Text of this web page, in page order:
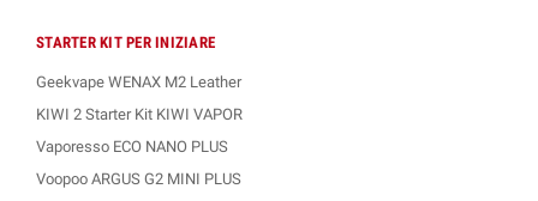
STARTER KIT PER INIZIARE
Geekvape WENAX M2 Leather
KIWI 2 Starter Kit KIWI VAPOR
Vaporesso ECO NANO PLUS
Voopoo ARGUS G2 MINI PLUS